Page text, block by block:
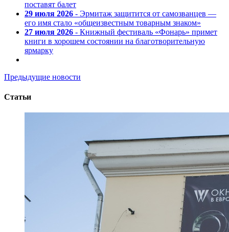
поставят балет
29 июля 2026 - Эрмитаж защитится от самозванцев —
его имя стало «общеизвестным товарным знаком»
27 июля 2026 - Книжный фестиваль «Фонарь» примет
книги в хорошем состоянии на благотворительную
ярмарку
Предыдущие новости
Статьи